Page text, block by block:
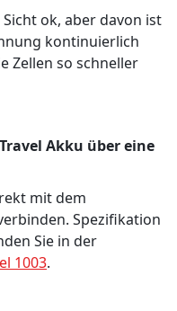
ok, aber davon ist
kontinuierlich
Zellen so schneller
Akku über eine
mit dem
Spezifikation
Sie in der
1003.